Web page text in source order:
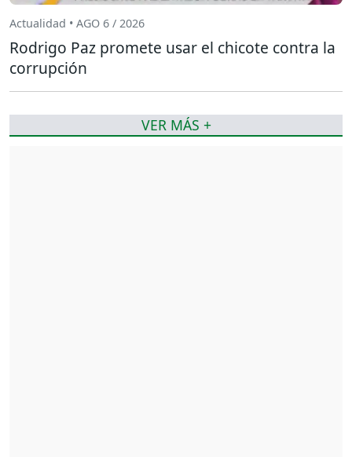
Actualidad • AGO 6 / 2026
Rodrigo Paz promete usar el chicote contra la
corrupción
VER MÁS +